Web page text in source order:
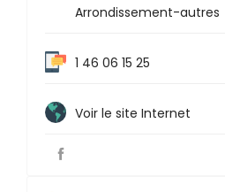
Arrondissement-autres
1 46 06 15 25
Voir le site Internet